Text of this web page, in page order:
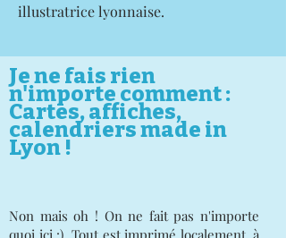
illustratrice lyonnaise.
Je ne fais rien
n'importe comment :
Cartes, affiches,
calendriers made in
Lyon !
Non mais oh ! On ne fait pas n'importe
quoi ici :) Tout est imprimé localement, à